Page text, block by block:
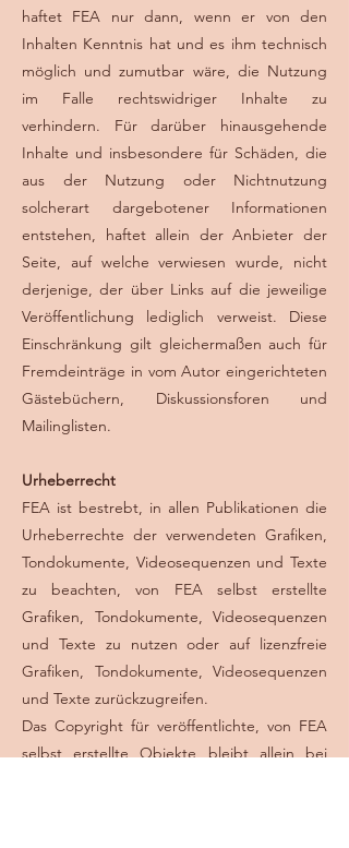
haftet FEA nur dann, wenn er von den
Inhalten Kenntnis hat und es ihm technisch
möglich und zumutbar wäre, die Nutzung
im Falle rechtswidriger Inhalte zu
verhindern. Für darüber hinausgehende
Inhalte und insbesondere für Schäden, die
aus der Nutzung oder Nichtnutzung
solcherart dargebotener Informationen
entstehen, haftet allein der Anbieter der
Seite, auf welche verwiesen wurde, nicht
derjenige, der über Links auf die jeweilige
Veröffentlichung lediglich verweist. Diese
Einschränkung gilt gleichermaßen auch für
Fremdeinträge in vom Autor eingerichteten
Gästebüchern, Diskussionsforen und
Mailinglisten.
Urheberrecht
FEA ist bestrebt, in allen Publikationen die
Urheberrechte der verwendeten Grafiken,
Tondokumente, Videosequenzen und Texte
zu beachten, von FEA selbst erstellte
Grafiken, Tondokumente, Videosequenzen
und Texte zu nutzen oder auf lizenzfreie
Grafiken, Tondokumente, Videosequenzen
und Texte zurückzugreifen.
Das Copyright für veröffentlichte, von FEA
selbst erstellte Objekte bleibt allein bei